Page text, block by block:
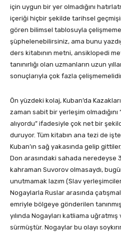
için uygun bir yer olmadığını
içeriği hiçbir şekilde tarihsel
gören bilimsel tablosuyla
şüphelenebilirsiniz, ama bunu
ders kitabının metni, ansiklopedi
tanınırlığı olan uzmanların uzun
sonuçlarıyla çok fazla
Ön yüzdeki kolaj, Kuban’da
zaman sabit bir yerleşim
alıyordu” ifadesiyle çok net bir
duruyor. Tüm kitabın ana tezi de
Kuban’ın sağ yakasında gelip
Don arasındaki sahada neredeyse
kahraman Suvorov olmasaydı,
unutmamak lazım (Slav
Nogaylarla Ruslar arasında
emriyle bölgeye gönderilen
yılında Nogayları katliama
sürmüştür. Nogaylar bu olayı